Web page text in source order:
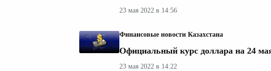
23 мая 2022 в 14:56
Финансовые новости Казахстана
Официальный курс доллара на 24
23 мая 2022 в 14:22